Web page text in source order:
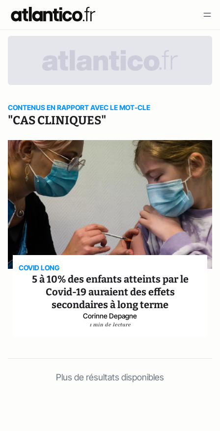
CONTENUS EN RAPPORT AVEC LE MOT-CLE
"CAS CLINIQUES"
COVID LONG
5 à 10% des enfants atteints par le
Covid-19 auraient des effets
secondaires à long terme
Corinne Depagne
1 min de lecture
Plus de résultats disponibles